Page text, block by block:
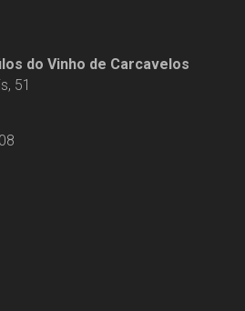
do Vinho de Carcavelos
51